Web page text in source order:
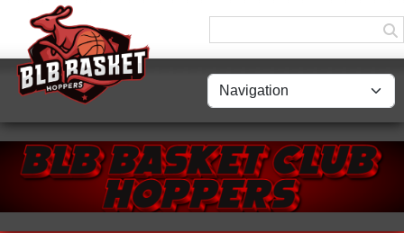
Panneau de gestion des cookies